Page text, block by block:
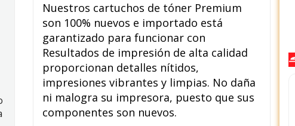
Nuestros cartuchos de tóner Premium
son 100% nuevos e importado está
garantizado para funcionar con
Resultados de impresión de alta calidad
proporcionan detalles nítidos,
impresiones vibrantes y limpias. No daña
ni malogra su impresora, puesto que sus
componentes son nuevos.